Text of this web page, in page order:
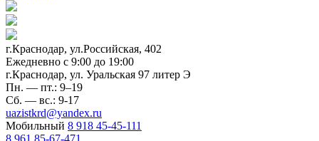
г.Краснодар, ул.Российская, 402
Ежедневно c 9:00 до 19:00
г.Краснодар, ул. Уральская 97 литер Э
Пн. — пт.: 9–19
Сб. — вс.: 9-17
uazistkrd@yandex.ru
Мобильный 8 918 45-45-111
8 961 85-67-471